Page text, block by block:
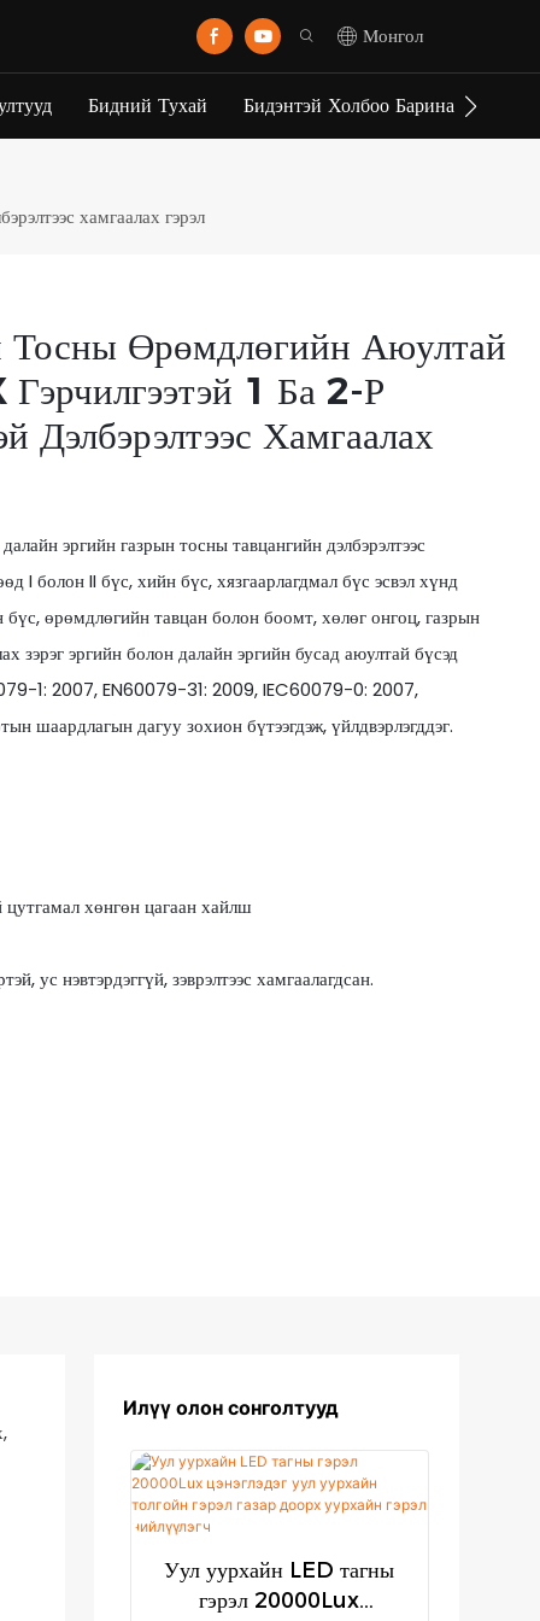
Монгол
Бидний Тухай Бидэнтэй Холбоо Барина Уу
хамгаалах гэрэл
Тосны Өрөмдлөгийн Аюултай
1 Ба 2-Р
Дэлбэрэлтээс Хамгаалах
эргийн газрын тосны тавцангийн дэлбэрэлтээс
I болон II бүс, хийн бүс, хязгаарлагдмал бүс эсвэл хүнд
өрөмдлөгийн тавцан болон боомт, хөлөг онгоц, газрын
зэрэг эргийн болон далайн эргийн бусад аюултай бүсэд
1: 2007, EN60079-31: 2009, IEC60079-0: 2007,
шаардлагын дагуу зохион бүтээгдэж, үйлдвэрлэгддэг.
хөнгөн цагаан хайлш
ус нэвтэрдэггүй, зэврэлтээс хамгаалагдсан.
Илүү олон сонголтууд
Уул уурхайн LED тагны
гэрэл 20000Lux